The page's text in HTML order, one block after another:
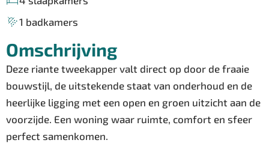
1 badkamers
Omschrijving
Deze riante tweekapper valt direct op door de fraaie
bouwstijl, de uitstekende staat van onderhoud en de
heerlijke ligging met een open en groen uitzicht aan de
voorzijde. Een woning waar ruimte, comfort en sfeer
perfect samenkomen.